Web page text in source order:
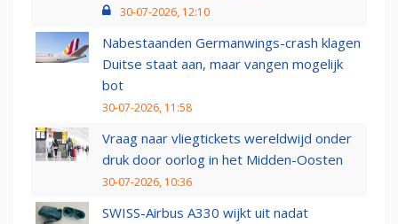
30-07-2026, 12:10
Nabestaanden Germanwings-crash klagen
Duitse staat aan, maar vangen mogelijk
bot
30-07-2026, 11:58
Vraag naar vliegtickets wereldwijd onder
druk door oorlog in het Midden-Oosten
30-07-2026, 10:36
SWISS-Airbus A330 wijkt uit nadat